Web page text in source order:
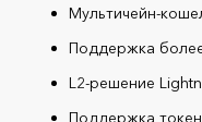
Мультичейн-
Поддержка
L2-решение
Поддержка